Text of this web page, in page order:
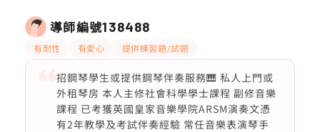
導師編號138488
有耐性 有愛心 提供練習題/試題
招鋼琴學生或提供鋼琴伴奏服務🎹 私人上門或
外租琴房 本人主修社會科學學士課程 副修音樂
課程 已考獲英國皇家音樂學院ARSM演奏文憑
有2年教學及考試伴奏經驗 常任音樂表演琴手